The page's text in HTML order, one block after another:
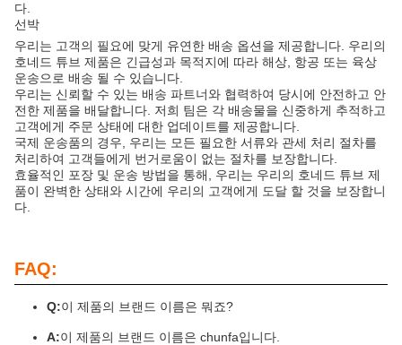
다.
선박
우리는 고객의 필요에 맞게 유연한 배송 옵션을 제공합니다. 우리의
호네드 튜브 제품은 긴급성과 목적지에 따라 해상, 항공 또는 육상
운송으로 배송 될 수 있습니다.
우리는 신뢰할 수 있는 배송 파트너와 협력하여 당시에 안전하고 안
전한 제품을 배달합니다. 저희 팀은 각 배송물을 신중하게 추적하고
고객에게 주문 상태에 대한 업데이트를 제공합니다.
국제 운송품의 경우, 우리는 모든 필요한 서류와 관세 처리 절차를
처리하여 고객들에게 번거로움이 없는 절차를 보장합니다.
효율적인 포장 및 운송 방법을 통해, 우리는 우리의 호네드 튜브 제
품이 완벽한 상태와 시간에 우리의 고객에게 도달 할 것을 보장합니
다.
FAQ:
Q:이 제품의 브랜드 이름은 뭐죠?
A:이 제품의 브랜드 이름은 chunfa입니다.